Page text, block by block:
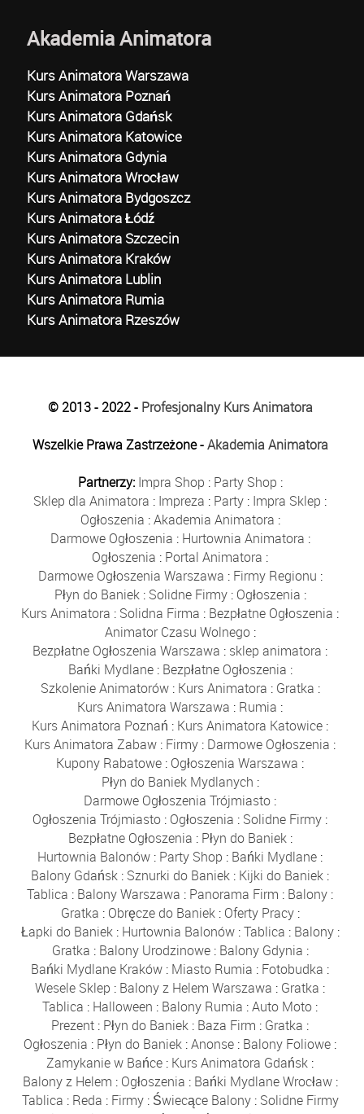
Akademia Animatora
Kurs Animatora Warszawa
Kurs Animatora Poznań
Kurs Animatora Gdańsk
Kurs Animatora Katowice
Kurs Animatora Gdynia
Kurs Animatora Wrocław
Kurs Animatora Bydgoszcz
Kurs Animatora Łódź
Kurs Animatora Szczecin
Kurs Animatora Kraków
Kurs Animatora Lublin
Kurs Animatora Rumia
Kurs Animatora Rzeszów
© 2013 - 2022 - Profesjonalny Kurs Animatora
Wszelkie Prawa Zastrzeżone -Akademia Animatora
Partnerzy: Impra Shop : Party Shop :
Sklep dla Animatora : Impreza : Party : Impra Sklep :
Ogłoszenia :Akademia Animatora :
Darmowe Ogłoszenia : Hurtownia Animatora :
Ogłoszenia : Portal Animatora :
Darmowe Ogłoszenia Warszawa : Firmy Regionu :
Płyn do Baniek: Solidne Firmy: Ogłoszenia :
Kurs Animatora : Solidna Firma : Bezpłatne Ogłoszenia :
Animator Czasu Wolnego:
Bezpłatne Ogłoszenia Warszawa : sklep animatora :
Bańki Mydlane: Bezpłatne Ogłoszenia :
Szkolenie Animatorów: Kurs Animatora : Gratka :
Kurs Animatora Warszawa : Rumia :
Kurs Animatora Poznań : Kurs Animatora Katowice :
Kurs Animatora Zabaw : Firmy : Darmowe Ogłoszenia :
Kupony Rabatowe : Ogłoszenia Warszawa :
Płyn do Baniek Mydlanych :
Darmowe Ogłoszenia Trójmiasto :
Ogłoszenia Trójmiasto : Ogłoszenia : Solidne Firmy :
Bezpłatne Ogłoszenia : Płyn do Baniek:
Hurtownia Balonów : Party Shop : Bańki Mydlane :
Balony Gdańsk : Sznurki do Baniek : Kijki do Baniek :
Tablica : Balony Warszawa : Panorama Firm : Balony :
Gratka : Obręcze do Baniek: Oferty Pracy:
Łapki do Baniek: Hurtownia Balonów:Tablica : Balony:
Gratka : Balony Urodzinowe: Balony Gdynia :
Bańki Mydlane Kraków : Miasto Rumia : Fotobudka :
Wesele Sklep : Balony z Helem Warszawa : Gratka :
Tablica : Halloween : Balony Rumia :Auto Moto :
Prezent : Płyn do Baniek : Baza Firm : Gratka :
Ogłoszenia : Płyn do Baniek :Anonse : Balony Foliowe :
Zamykanie w Bańce : Kurs Animatora Gdańsk :
Balony z Helem : Ogłoszenia : Bańki Mydlane Wrocław:
Tablica : Reda : Firmy: Świecące Balony: Solidne Firmy